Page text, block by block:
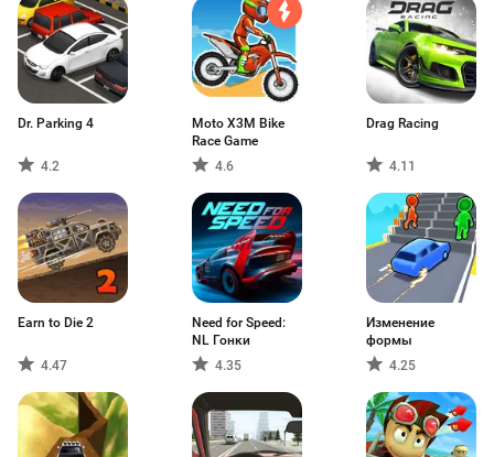
Dr. Parking 4
4.2
Moto X3M Bike
Race Game
4.6
Drag Racing
4.11
Earn to Die 2
4.47
Need for Speed:
NL Гонки
4.35
Изменение
формы
4.25